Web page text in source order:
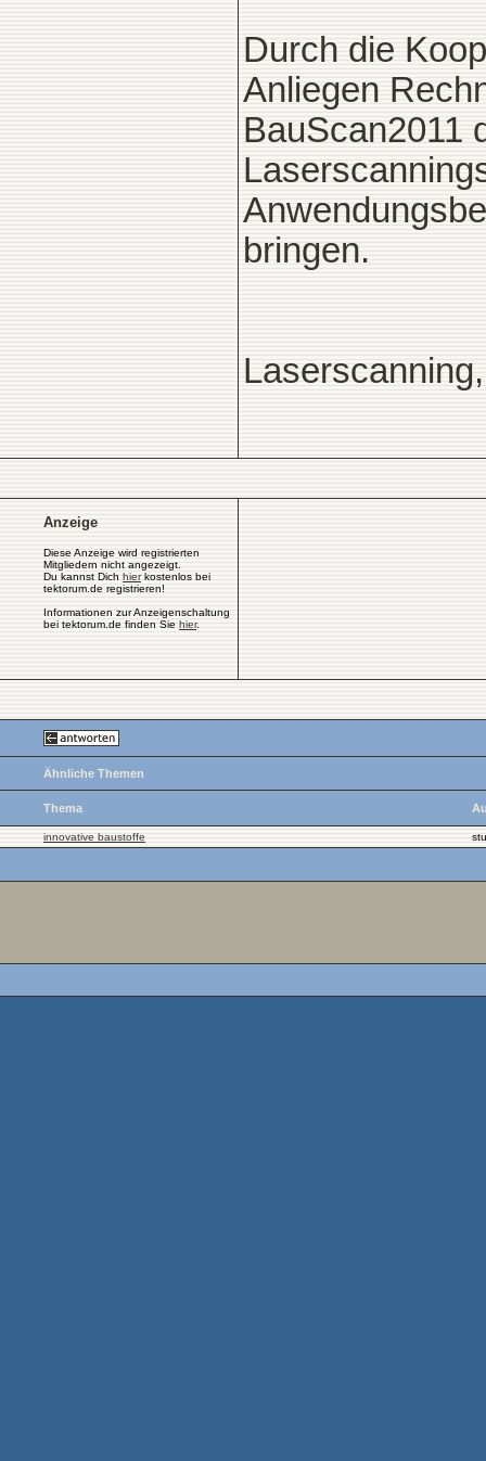
Durch die
Anliegen
BauScan2011
bringen.
Anzeige
Diese Anzeige wird registrierten
Mitgliedern nicht angezeigt.
Du kannst Dich hierkostenlos bei
tektorum.de registrieren!
Informationen zur Anzeigenschaltung
bei tektorum.de finden Sie hier.
Ähnliche Themen
Thema
innovative baustoffe